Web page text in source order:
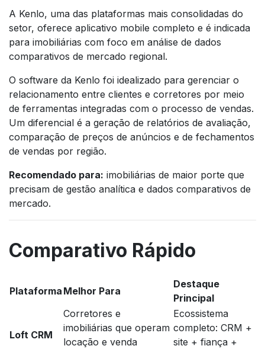
A Kenlo, uma das plataformas mais consolidadas do
setor, oferece aplicativo mobile completo e é indicada
para imobiliárias com foco em análise de dados
comparativos de mercado regional.
O software da Kenlo foi idealizado para gerenciar o
relacionamento entre clientes e corretores por meio
de ferramentas integradas com o processo de vendas.
Um diferencial é a geração de relatórios de avaliação,
comparação de preços de anúncios e de fechamentos
de vendas por região.
Recomendado para: imobiliárias de maior porte que
precisam de gestão analítica e dados comparativos de
mercado.
Comparativo Rápido
Plataforma Melhor Para
Destaque
Principal
Loft CRM
Corretores e
imobiliárias que operam
locação e venda
Ecossistema
completo: CRM +
site + fiança +